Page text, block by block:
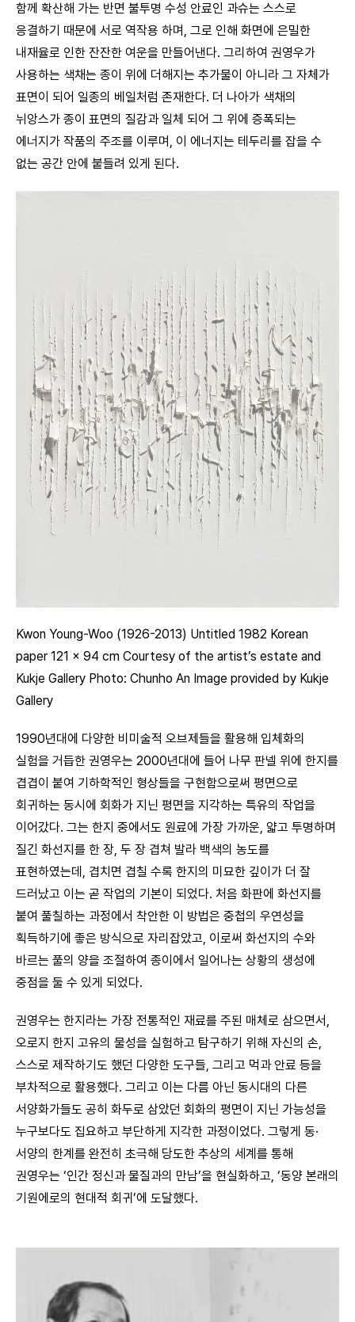
함께 확산해 가는 반면 불투명 수성 안료인 과슈는 스스로
응결하기 때문에 서로 역작용 하며, 그로 인해 화면에 은밀한
내재율로 인한 잔잔한 여운을 만들어낸다. 그리하여 권영우가
사용하는 색채는 종이 위에 더해지는 추가물이 아니라 그 자체가
표면이 되어 일종의 베일처럼 존재한다. 더 나아가 색채의
뉘앙스가 종이 표면의 질감과 일체 되어 그 위에 증폭되는
에너지가 작품의 주조를 이루며, 이 에너지는 테두리를 잡을 수
없는 공간 안에 붙들려 있게 된다.
Kwon Young-Woo (1926-2013) Untitled 1982 Korean
paper 121 x 94 cm Courtesy of the artist’s estate and
Kukje Gallery Photo: Chunho An Image provided by Kukje
Gallery
1990년대에 다양한 비미술적 오브제들을 활용해 입체화의
실험을 거듭한 권영우는 2000년대에 들어 나무 판넬 위에 한지를
겹겹이 붙여 기하학적인 형상들을 구현함으로써 평면으로
회귀하는 동시에 회화가 지닌 평면을 지각하는 특유의 작업을
이어갔다. 그는 한지 중에서도 원료에 가장 가까운, 얇고 투명하며
질긴 화선지를 한 장, 두 장 겹쳐 발라 백색의 농도를
표현하였는데, 겹치면 겹칠 수록 한지의 미묘한 깊이가 더 잘
드러났고 이는 곧 작업의 기본이 되었다. 처음 화판에 화선지를
붙여 풀칠하는 과정에서 착안한 이 방법은 중첩의 우연성을
획득하기에 좋은 방식으로 자리잡았고, 이로써 화선지의 수와
바르는 풀의 양을 조절하여 종이에서 일어나는 상황의 생성에
중점을 둘 수 있게 되었다.
권영우는 한지라는 가장 전통적인 재료를 주된 매체로 삼으면서,
오로지 한지 고유의 물성을 실험하고 탐구하기 위해 자신의 손,
스스로 제작하기도 했던 다양한 도구들, 그리고 먹과 안료 등을
부차적으로 활용했다. 그리고 이는 다름 아닌 동시대의 다른
서양화가들도 공히 화두로 삼았던 회화의 평면이 지닌 가능성을
누구보다도 집요하고 부단하게 지각한 과정이었다. 그렇게 동·
서양의 한계를 완전히 초극해 당도한 추상의 세계를 통해
권영우는 ‘인간 정신과 물질과의 만남’을 현실화하고, ‘동양 본래의
기원에로의 현대적 회귀’에 도달했다.